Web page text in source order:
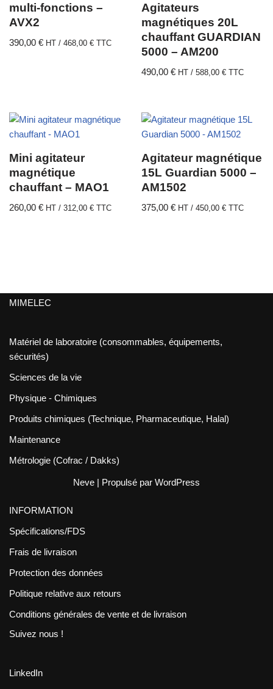
multi-fonctions –
AVX2
390,00 € HT / 468,00 € TTC
Agitateurs
magnétiques 20L
chauffant GUARDIAN
5000 – AM200
490,00€ HT /588,00€ TTC
Mini agitateur
magnétique
chauffant – MAO1
260,00 € HT / 312,00 € TTC
Agitateur magnétique
15L Guardian 5000 –
AM1502
375,00€ HT /450,00€ TTC
MIMELEC
Matériel de laboratoire (consommables, équipements,
sécurités)
Sciences de la vie
Physique - Chimiques
Produits chimiques (Technique, Pharmaceutique, Halal)
Maintenance
Métrologie (Cofrac / Dakks)
Neve | Propulsé par WordPress
INFORMATION
Spécifications/FDS
Frais de livraison
Protection des données
Politique relative aux retours
Conditions générales de vente et de livraison
Suivez nous !
LinkedIn